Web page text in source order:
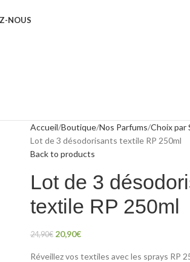
NOUS
Accueil Boutique Nos Parfums Choix par
Lot de 3 désodorisants textile RP 250ml
Back to products
Lot de 3
textile RP 250ml
24,90€ 20,90€
Réveillez vos textiles avec les sprays RP